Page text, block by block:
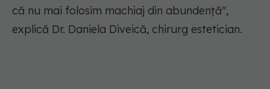
că nu mai folosim machiaj din abundență",
explică Dr. Daniela Diveică, chirurg estetician.